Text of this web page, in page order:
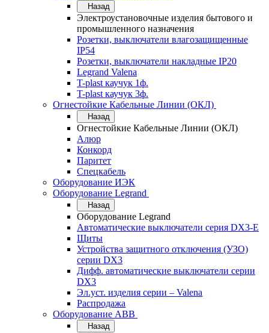
Назад
Электроустановочные изделия бытового и
промышленного назначения
Розетки, выключатели влагозащищенные
IP54
Розетки, выключатели накладные IP20
Legrand Valena
T-plast каучук 1ф.
T-plast каучук 3ф.
Огнестойкие Кабельные Линии (ОКЛ)
Назад
Огнестойкие Кабельные Линии (ОКЛ)
Алюр
Конкорд
Паритет
Спецкабель
Оборудование ИЭК
Оборудование Legrand
Назад
Оборудование Legrand
Автоматические выключатели серия DX3-E
Щиты
Устройства защитного отключения (УЗО)
серии DX3
Дифф. автоматические выключатели серии
DX3
Эл.уст. изделия серии – Valena
Распродажа
Оборудование АВВ
Назад